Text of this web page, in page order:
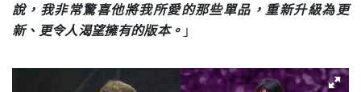
說，我非常驚喜他將我所愛的那些單品，重新升級為更
新、更令人渴望擁有的版本。 」